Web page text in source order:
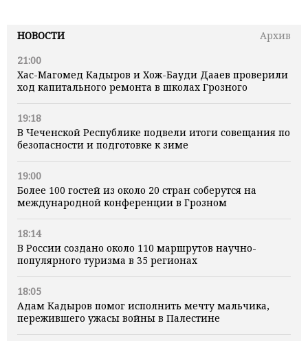
НОВОСТИ
Архив
21:00
Хас-Магомед Кадыров и Хож-Бауди Дааев проверили
ход капитального ремонта в школах Грозного
19:18
В Чеченской Республике подвели итоги совещания по
безопасности и подготовке к зиме
19:00
Более 100 гостей из около 20 стран соберутся на
международной конференции в Грозном
18:14
В России создано около 110 маршрутов научно-
популярного туризма в 35 регионах
18:05
Адам Кадыров помог исполнить мечту мальчика,
пережившего ужасы войны в Палестине